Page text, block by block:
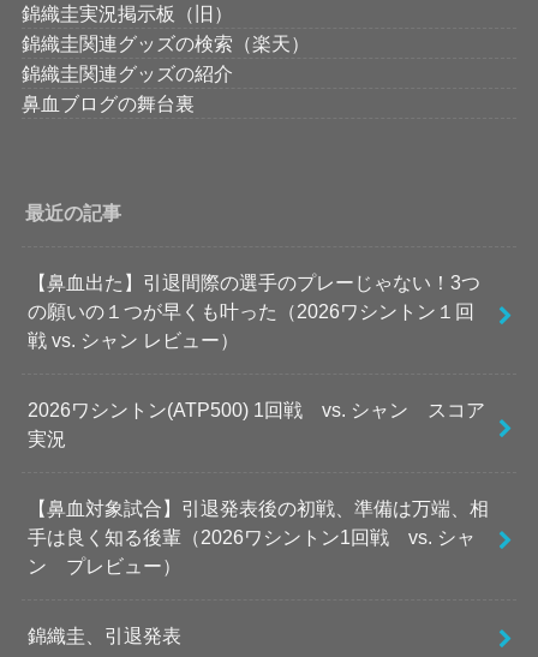
錦織圭実況掲示板（旧）
錦織圭関連グッズの検索（楽天）
錦織圭関連グッズの紹介
鼻血ブログの舞台裏
最近の記事
【鼻血出た】引退間際の選手のプレーじゃない！3つ
の願いの１つが早くも叶った（2026ワシントン１回
戦 vs. シャン レビュー）
2026ワシントン(ATP500) 1回戦 vs. シャン スコア
実況
【鼻血対象試合】引退発表後の初戦、準備は万端、相
手は良く知る後輩（2026ワシントン1回戦 vs. シャ
ン プレビュー）
錦織圭、引退発表